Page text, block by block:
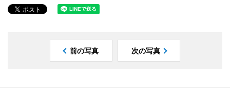
前の写真 次の写真